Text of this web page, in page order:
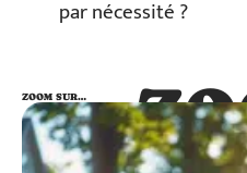
par nécessité ?
ZOOM SUR…